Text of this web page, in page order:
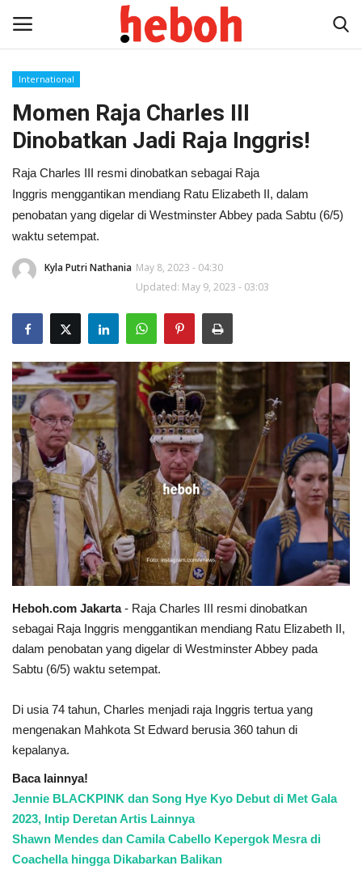
Home
Entertainment
Lifestyle
Video
News
International
Momen Raja Charles III
Dinobatkan Jadi Raja Inggris!
Raja Charles III resmi dinobatkan sebagai Raja
Inggris menggantikan mendiang Ratu Elizabeth II, dalam
penobatan yang digelar di Westminster Abbey pada Sabtu (6/5)
waktu setempat.
Kyla Putri Nathania May 8, 2023 - 04:30
Updated: May 9, 2023 - 03:03
Heboh.com Jakarta- Raja Charles III resmi dinobatkan
sebagai Raja Inggris menggantikan mendiang Ratu Elizabeth II,
dalam penobatan yang digelar di Westminster Abbey pada
Sabtu (6/5) waktu setempat.
Di usia 74 tahun, Charles menjadi raja Inggris tertua yang
mengenakan Mahkota St Edward berusia 360 tahun di
kepalanya.
Baca lainnya!
Jennie BLACKPINK dan Song Hye Kyo Debut di Met Gala
2023, Intip Deretan Artis Lainnya
Shawn Mendes dan Camila Cabello Kepergok Mesra di
Coachella hingga Dikabarkan Balikan